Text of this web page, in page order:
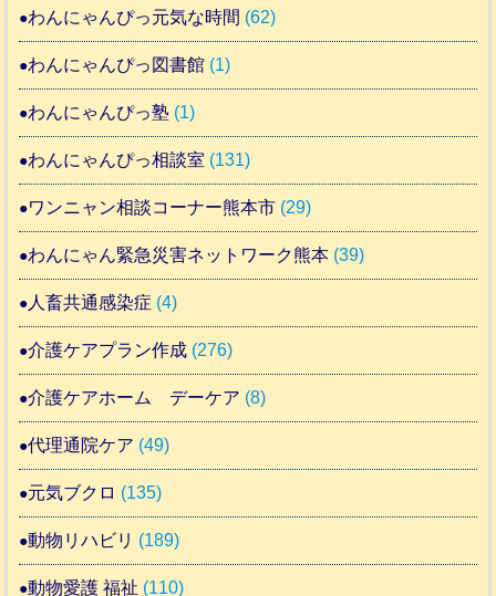
わんにゃんぴっ元気な時間 (62)
わんにゃんぴっ図書館 (1)
わんにゃんぴっ塾 (1)
わんにゃんぴっ相談室 (131)
ワンニャン相談コーナー熊本市 (29)
わんにゃん緊急災害ネットワーク熊本 (39)
人畜共通感染症 (4)
介護ケアプラン作成 (276)
介護ケアホーム デーケア (8)
代理通院ケア (49)
元気ブクロ (135)
動物リハビリ (189)
動物愛護 福祉 (110)